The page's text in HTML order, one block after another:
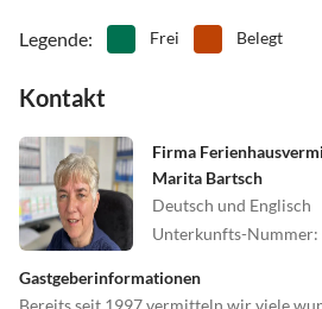
Legende: Frei Belegt
Kontakt
Firma
Marita Bartsch
Deutsch und Englisch
Unterkunfts-Nummer:
Gastgeberinformationen
Bereits seit 1997 vermitteln wir viele